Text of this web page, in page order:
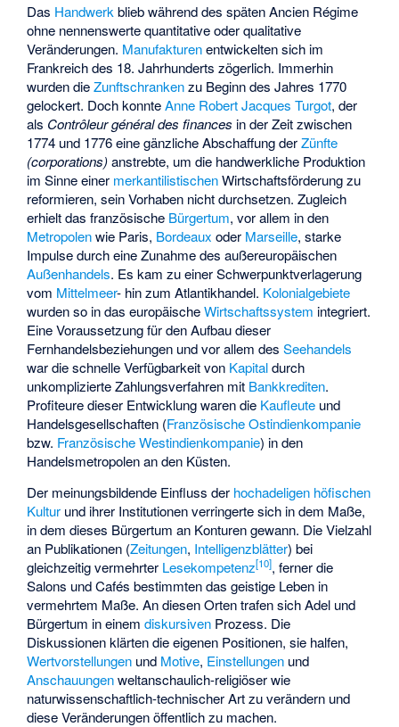
Das Handwerk blieb während des späten Ancien Régime
ohne nennenswerte quantitative oder qualitative
Veränderungen. Manufakturenentwickelten sich im
Frankreich des 18. Jahrhunderts zögerlich. Immerhin
wurden dieZunftschrankenzu Beginn des Jahres 1770
gelockert. Doch konnteAnne Robert Jacques Turgot, der
als Contrôleur général des finances in der Zeit zwischen
1774 und 1776 eine gänzliche Abschaffung derZünfte
(corporations)anstrebte, um die handwerkliche Produktion
im Sinne einer merkantilistischenWirtschaftsförderung zu
reformieren, sein Vorhaben nicht durchsetzen. Zugleich
erhielt das französische Bürgertum, vor allem in den
Metropolenwie Paris, Bordeaux oder Marseille, starke
Impulse durch eine Zunahme des außereuropäischen
Außenhandels. Es kam zu einer Schwerpunktverlagerung
vom Mittelmeer- hin zum Atlantikhandel. Kolonialgebiete
wurden so in das europäischeWirtschaftssystem integriert.
Eine Voraussetzung für den Aufbau dieser
Fernhandelsbeziehungen und vor allem desSeehandels
war die schnelle Verfügbarkeit von Kapitaldurch
unkomplizierte Zahlungsverfahren mit Bankkrediten.
Profiteure dieser Entwicklung waren die Kaufleute und
Handelsgesellschaften (Französische Ostindienkompanie
bzw. Französische Westindienkompanie) in den
Handelsmetropolen an den Küsten.
Der meinungsbildende Einfluss der hochadeligen höfischen
Kultur und ihrer Institutionen verringerte sich in dem Maße,
in dem dieses Bürgertum an Konturen gewann. Die Vielzahl
an Publikationen (Zeitungen, Intelligenzblätter) bei
gleichzeitig vermehrter Lesekompetenz[10], ferner die
Salons und Cafés bestimmten das geistige Leben in
vermehrtem Maße. An diesen Orten trafen sich Adel und
Bürgertum in einemdiskursiven Prozess. Die
Diskussionen klärten die eigenen Positionen, sie halfen,
Wertvorstellungen und Motive, Einstellungen und
Anschauungenweltanschaulich-religiöser wie
naturwissenschaftlich-technischer Art zu verändern und
diese Veränderungen öffentlich zu machen.